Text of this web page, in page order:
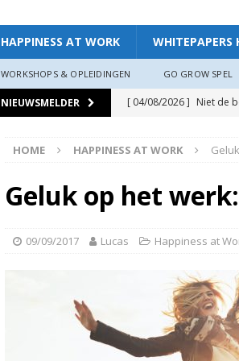
HAPPINESS AT WORK WHITEPAPERS
WORKSHOPS & OPLEIDINGEN GO GROW SPEL
NIEUWSMELDER [ 04/08/2026 ] Niet de
[ 11/07/2026 ]
De
[ 19/06/2026 ] Zo
[ 19/06/2026 ] Waarom
HAPPINESS AT WORK
[ 13/03/2026 ]
HOME HAPPINESS AT WORK
Geluk op het
09/09/2017 Lucas Happiness at